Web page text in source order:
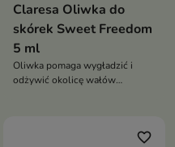
Claresa Oliwka do
skórek Sweet Freedom
5 ml
Oliwka pomaga wygładzić i
odżywić okolicę wałów
favorite_border